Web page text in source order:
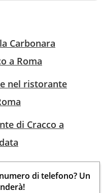
Carbonara
a Roma
nel ristorante
di Cracco a
di telefono? Un